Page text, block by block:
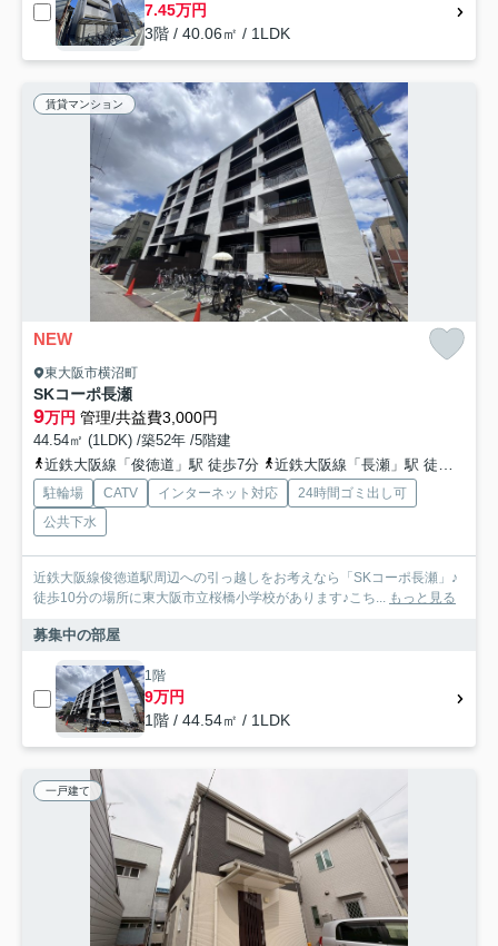
7.45万円
3階 / 40.06㎡ / 1LDK
賃貸マンション
NEW
東大阪市横沼町
SKコーポ長瀬
9万円 管理/共益費3,000円
44.54㎡ (1LDK) /築52年 /5階建
近鉄大阪線「俊徳道」駅 徒歩7分
近鉄大阪線「長瀬」駅 徒歩8分
駐輪場 CATV インターネット対応
24時間ゴミ出し可
公共下水
近鉄大阪線俊徳道駅周辺への引っ越しをお考えなら「SKコーポ長瀬」♪
徒歩10分の場所に東大阪市立桜橋小学校があります♪こち... もっと見る
募集中の部屋
1階
9万円
1階 / 44.54㎡ / 1LDK
一戸建て